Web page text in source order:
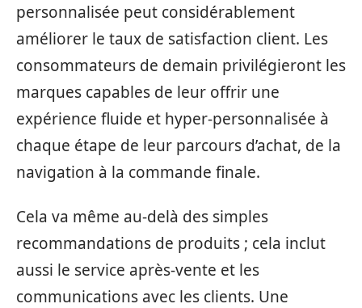
personnalisée peut considérablement
améliorer le taux de satisfaction client. Les
consommateurs de demain privilégieront les
marques capables de leur offrir une
expérience fluide et hyper-personnalisée à
chaque étape de leur parcours d’achat, de la
navigation à la commande finale.
Cela va même au-delà des simples
recommandations de produits ; cela inclut
aussi le service après-vente et les
communications avec les clients. Une